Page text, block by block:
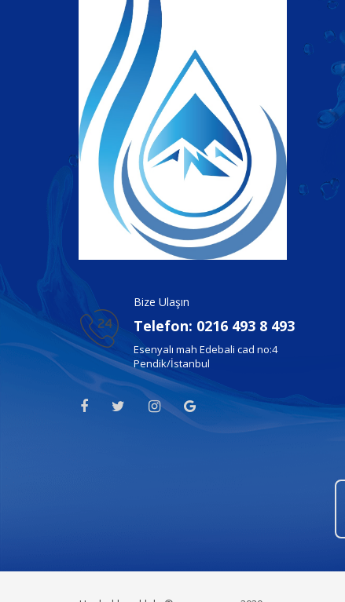
Bize Ulaşın
Telefon: 0216 493 8 493
Esenyalı mah Edebali cad no:4
Pendik/İstanbul